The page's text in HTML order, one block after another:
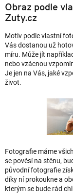
Obraz podle
Zuty.cz
Motiv podle vlastní
Vás dostanou už
míru. Může jít
nebo vzácnou
Je jen na Vás, jaké
život.
Fotografie máme
se pověsí na stěnu,
původní fotografie
díky ní prokoukne a
kterým se bude rád